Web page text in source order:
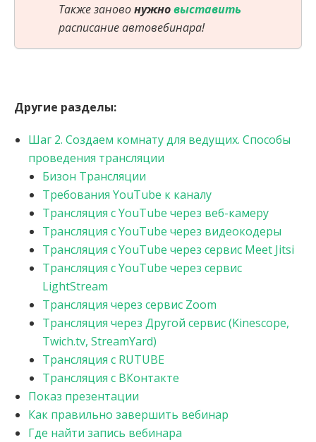
Также зановонужновыставить
расписание автовебинара!
Другие разделы:
Шаг 2. Создаем комнату для ведущих. Способы
проведения трансляции
Бизон Трансляции
Требования YouTube к каналу
Трансляция c YouTube через веб-камеру
Трансляция c YouTube через видеокодеры
Трансляция с YouTube через сервис Meet Jitsi
Трансляция с YouTube через сервис
LightStream
Трансляция через сервис Zoom
Трансляция через Другой сервис (Kinescope,
Twich.tv, StreamYard)
Трансляция с RUTUBE
Трансляция c ВКонтакте
Показ презентации
Как правильно завершить вебинар
Где найти запись вебинара